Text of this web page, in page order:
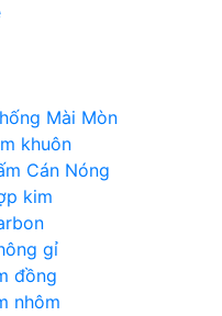
Mài Mòn
khuôn
Cán Nóng
kim
gỉ
đồng
nhôm